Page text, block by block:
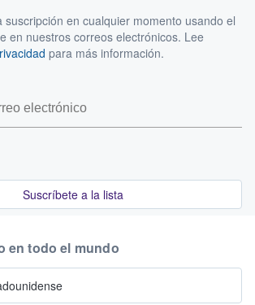
suscripción en cualquier momento usando el
en nuestros correos electrónicos. Lee
para más información.
Suscríbete a la lista
en todo el mundo